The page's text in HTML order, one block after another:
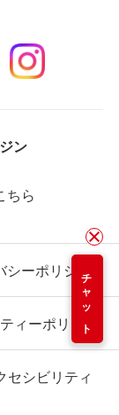
チャット
ン
ちら
シーポリシー
ィーポリシー
セシビリティ